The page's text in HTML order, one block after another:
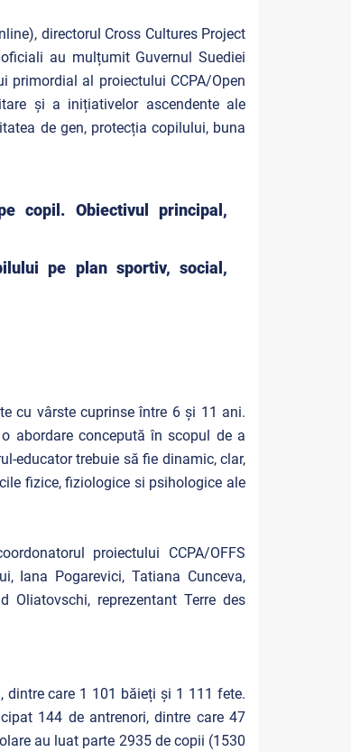
directorul Cross Cultures Project
au mulțumit Guvernul Suediei
primordial al proiectului CCPA/Open
și a inițiativelor ascendente ale
de gen, protecția copilului, buna
copil. Obiectivul principal,
pe plan sportiv, social,
cu vârste cuprinse între 6 și 11 ani.
abordare concepută în scopul de a
educator trebuie să fie dinamic, clar,
fizice, fiziologice si psihologice ale
proiectului CCPA/OFFS
Iana Pogarevici, Tatiana Cunceva,
Oliatovschi, reprezentant Terre des
care 1 101 băieți și 1 111 fete.
144 de antrenori, dintre care 47
au luat parte 2935 de copii (1530